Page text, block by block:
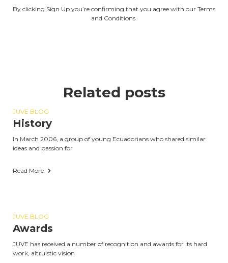
By clicking Sign Up you’re confirming that you agree with our Terms
and Conditions.
Related posts
JUVE BLOG
History
In March 2006, a group of young Ecuadorians who shared similar
ideas and passion for
Read More
JUVE BLOG
Awards
JUVE has received a number of recognition and awards for its hard
work, altruistic vision